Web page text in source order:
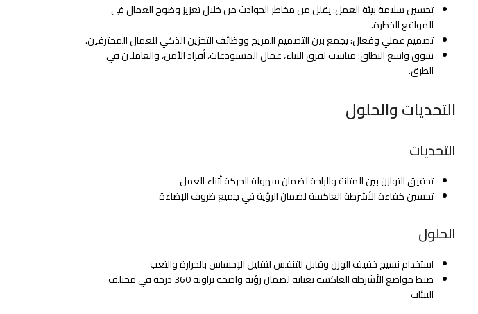
تحسين سلامة بيئة العمل: يقلل من مخاطر الحوادث من خلال تعزيز وضوح العمال في
المواقع الخطرة.
تصميم عملي وفعال: يجمع بين التصميم المريح ووظائف التخزين الذكي للعمال المحترفين.
سوق واسع النطاق: مناسب لفرق البناء، عمال المستودعات، أفراد الأمن، والعاملين في
الطرق.
التحديات والحلول
التحديات
تحقيق التوازن بين المتانة والراحة لضمان سهولة الحركة أثناء العمل
تحسين كفاءة الأشرطة العاكسة لضمان الرؤية في جميع ظروف الإضاءة
الحلول
استخدام نسيج خفيف الوزن وقابل للتنفس لتقليل الإحساس بالحرارة والتعب
ضبط مواضع الأشرطة العاكسة بعناية لضمان رؤية واضحة بزاوية 360 درجة في مختلف
البيئات